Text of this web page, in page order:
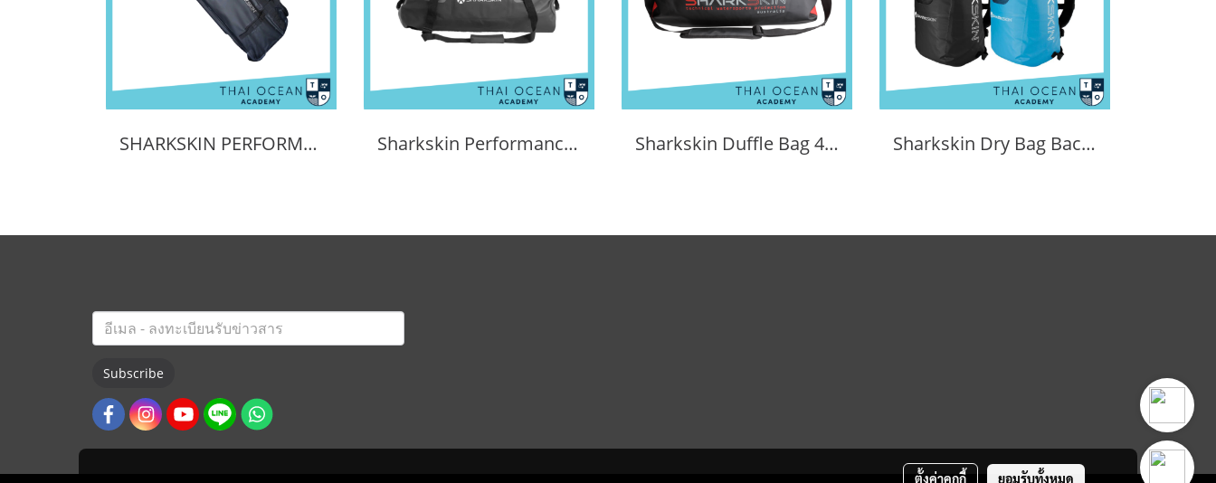
SHARKSKIN PERFORMANCE WHEELER BAG 90L Sharkskin Performance Dry Duffle Bag 60l Sharkskin Duffle Bag 40 Litres Sharkskin Dry Bag Back Pack 30L
Subscribe
ตั้งค่าคุกกี้ ยอมรับทั้งหมด